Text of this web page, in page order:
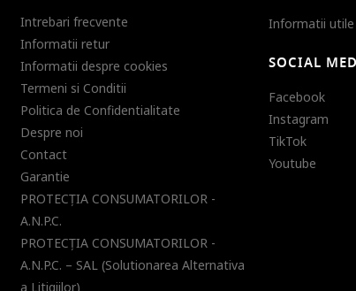
Intrebari frecvente
Informatii retur
Informatii despre cookies
Termeni si Conditii
Politica de Confidentialitate
Despre noi
Contact
Garantie
PROTECŢIA CONSUMATORILOR -
A.N.P.C.
PROTECŢIA CONSUMATORILOR -
A.N.P.C. – SAL (Solutionarea Alternativa
a Litigiilor)
Informatii utile
SOCIAL
Facebook
Instagram
TikTok
Youtube